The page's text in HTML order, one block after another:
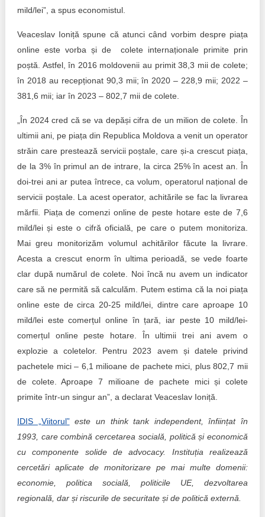
mild/lei”, a spus economistul.
Veaceslav Ioniță spune că atunci când vorbim despre piața
online este vorba și de colete internaționale primite prin
poștă. Astfel, în 2016 moldovenii au primit 38,3 mii de colete;
în 2018 au recepționat 90,3 mii; în 2020 – 228,9 mii; 2022 –
381,6 mii; iar în 2023 – 802,7 mii de colete.
„În 2024 cred că se va depăși cifra de un milion de colete. În
ultimii ani, pe piața din Republica Moldova a venit un operator
străin care prestează servicii poștale, care și-a crescut piața,
de la 3% în primul an de intrare, la circa 25% în acest an. În
doi-trei ani ar putea întrece, ca volum, operatorul național de
servicii poștale. La acest operator, achitările se fac la livrarea
mărfii. Piața de comenzi online de peste hotare este de 7,6
mild/lei și este o cifră oficială, pe care o putem monitoriza.
Mai greu monitorizăm volumul achitărilor făcute la livrare.
Acesta a crescut enorm în ultima perioadă, se vede foarte
clar după numărul de colete. Noi încă nu avem un indicator
care să ne permită să calculăm. Putem estima că la noi piața
online este de circa 20-25 mild/lei, dintre care aproape 10
mild/lei este comerțul online în țară, iar peste 10 mild/lei-
comerțul online peste hotare. În ultimii trei ani avem o
explozie a coletelor. Pentru 2023 avem și datele privind
pachetele mici – 6,1 milioane de pachete mici, plus 802,7 mii
de colete. Aproape 7 milioane de pachete mici și colete
primite într-un singur an”, a declarat Veaceslav Ioniță.
IDIS „Viitorul” este un think tank independent, înființat în
1993, care combină cercetarea socială, politică și economică
cu componente solide de advocacy. Instituția realizează
cercetări aplicate de monitorizare pe mai multe domenii:
economie, politica socială, politicile UE, dezvoltarea
regională, dar și riscurile de securitate și de politică externă.